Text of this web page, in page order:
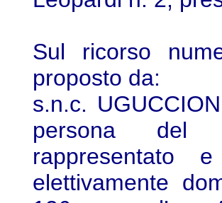
Sul ricorso
proposto da:
s.n.c.
persona del
rappresentato
elettivamente